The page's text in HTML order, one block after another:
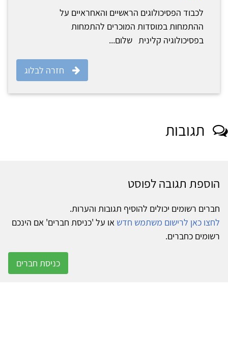
לכבוד הפסיכולוגים הראשיים והאחראיים על
ההתמחות במוסדות המוכרים להתמחות
בפסיכולוגיה קלינית שלום...
חזרה לבלוג
תגובות
הוספת תגובה לפוסט
חברים רשומים יכולים להוסיף תגובות והערות.
לחצו כאן לרישום משתמש חדש או על 'כניסת חברים' אם הינכם
רשומים כחברים.
כניסת חברים